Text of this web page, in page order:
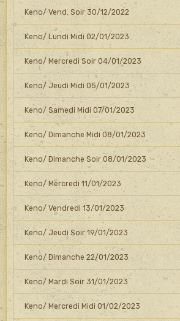
Keno/ Vend. Soir 30/12/2022
Keno/ Lundi Midi 02/01/2023
Keno/ Mercredi Soir 04/01/2023
Keno/ Jeudi Midi 05/01/2023
Keno/ Samedi Midi 07/01/2023
Keno/ Dimanche Midi 08/01/2023
Keno/ Dimanche Soir 08/01/2023
Keno/ Mercredi 11/01/2023
Keno/ Vendredi 13/01/2023
Keno/ Jeudi Soir 19/01/2023
Keno/ Dimanche 22/01/2023
Keno/ Mardi Soir 31/01/2023
Keno/ Mercredi Midi 01/02/2023